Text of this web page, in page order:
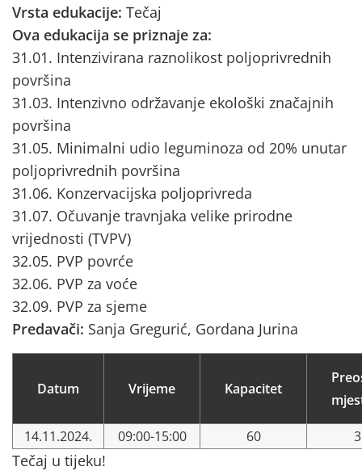
Vrsta edukacije: Tečaj
Ova edukacija se priznaje za:
31.01. Intenzivirana raznolikost poljoprivrednih
površina
31.03. Intenzivno održavanje ekološki značajnih
površina
31.05. Minimalni udio leguminoza od 20% unutar
poljoprivrednih površina
31.06. Konzervacijska poljoprivreda
31.07. Očuvanje travnjaka velike prirodne
vrijednosti (TVPV)
32.05. PVP povrće
32.06. PVP za voće
32.09. PVP za sjeme
Predavači: Sanja Gregurić, Gordana Jurina
Datum Vrijeme Kapacitet
14.11.2024. 09:00-15:00 60
Tečaj u tijeku!